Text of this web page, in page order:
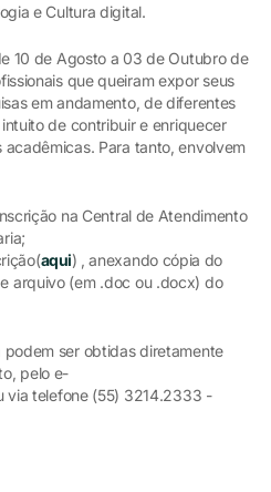
e Cultura digital.
10 de Agosto a 03 de Outubro de
que queiram expor seus
em andamento, de diferentes
de contribuir e enriquecer
Para tanto, envolvem
na Central de Atendimento
aqui) , anexando cópia do
arquivo (em .doc ou .docx) do
ser obtidas diretamente
pelo e-
via telefone (55) 3214.2333 -